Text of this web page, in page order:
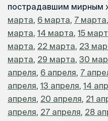
пострадавшим мирным
марта, 6 марта, 7 марта,
марта, 14 марта, 15
марта, 22 марта, 23
марта, 29 марта, 30
апреля, 6 апреля, 7
апреля, 13 апреля, 14
апреля, 20 апреля, 21
апреля, 27 апреля, 28